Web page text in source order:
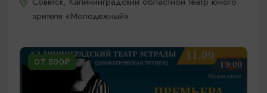
зрителя «Молодежный»
ОТ 500₽